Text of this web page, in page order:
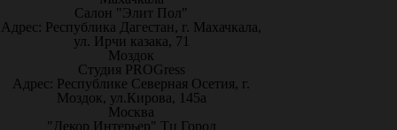
Салон "Элит Пол"
Адрес: Республика Дагестан, г. Махачкала,
ул. Ирчи казака, 71
Моздок
Студия PROGress
Адрес: Республике Северная Осетия, г.
Моздок, ул.Кирова, 145а
Москва
"Декор Интерьер" Тц Город